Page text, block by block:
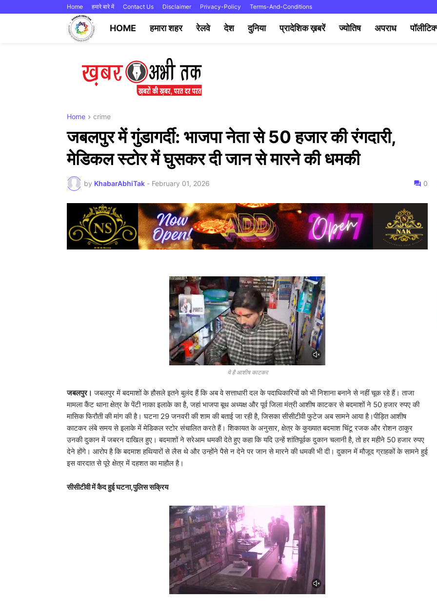
Home हमारे बारे में Contact Us Disclaimer Privacy-Policy Terms-And-Conditions
HOME हमारा शहर रेलवे देश दुनिया प्रादेशिक ख़बरें ज्योतिष अपराध
Home crime
जबलपुर में गुंडागर्दी: भाजपा नेता से 50 हजार की रंगदारी,
मेडिकल स्टोर में घुसकर दी जान से मारने की धमकी
by KhabarAbhiTak - February 01, 2026 0
ये है आशीष काटकर
जबलपुर। जबलपुर में बदमाशों के हौसले इतने बुलंद हैं कि अब वे सत्ताधारी दल के पदाधिकारियों को भी निशाना बनाने से नहीं चूक रहे हैं। ताजा
मामला कैंट थाना क्षेत्र के पेंटी नाका इलाके का है, जहां भाजपा बूथ अध्यक्ष और पूर्व जिला मंत्री आशीष काटकर से बदमाशों ने 50 हजार रुपए की
मासिक फिरौती की मांग की है। घटना 29 जनवरी की शाम की बताई जा रही है, जिसका सीसीटीवी फुटेज अब सामने आया है।पीड़ित आशीष
काटकर लंबे समय से इलाके में मेडिकल स्टोर संचालित करते हैं। शिकायत के अनुसार, क्षेत्र के कुख्यात बदमाश चिंटू रजक और रोशन ठाकुर
उनकी दुकान में जबरन दाखिल हुए। बदमाशों ने सरेआम धमकी देते हुए कहा कि यदि उन्हें शांतिपूर्वक दुकान चलानी है, तो हर महीने 50 हजार रुपए
देने होंगे। आरोप है कि बदमाश हथियारों से लैस थे और उन्होंने पैसे न देने पर जान से मारने की धमकी भी दी। दुकान में मौजूद ग्राहकों के सामने हुई
इस वारदात से पूरे क्षेत्र में दहशत का माहौल है।
सीसीटीवी में कैद हुई घटना,पुलिस सक्रिय